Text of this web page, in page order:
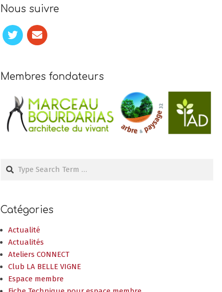
Nous suivre
Membres fondateurs
Search
Catégories
Actualité
Actualités
Ateliers CONNECT
Club LA BELLE VIGNE
Espace membre